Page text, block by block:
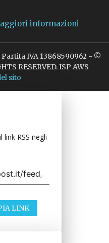
informazioni
IVA 13868590962 - ©
RESERVED. ISP AWS
sito
RSS negli
LINK